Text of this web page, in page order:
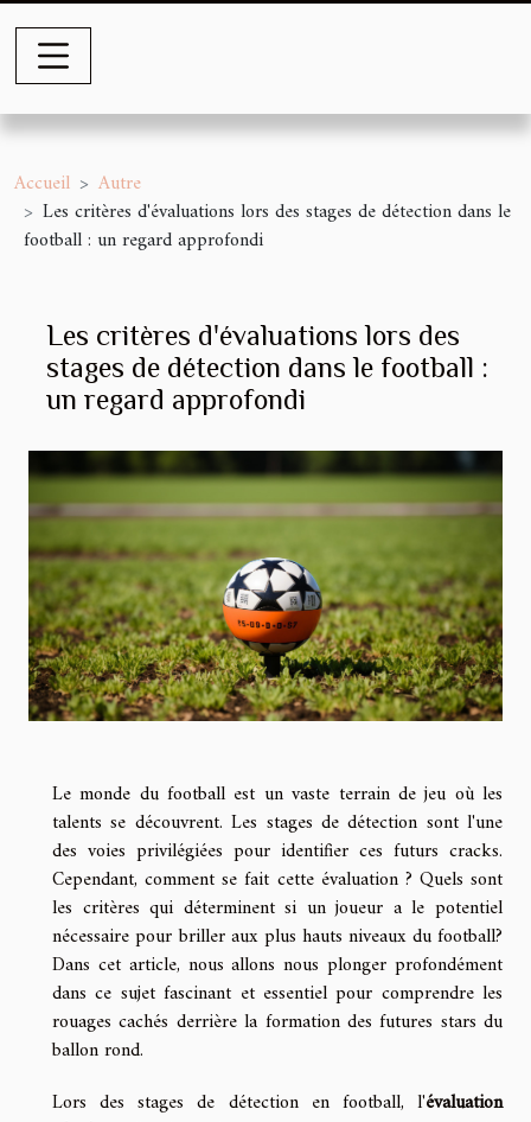
Accueil
Autre
Les critères d'évaluations lors des stages de détection dans le
football : un regard approfondi
Les critères d'évaluations lors des
stages de détection dans le football :
un regard approfondi
Le monde du football est un vaste terrain de jeu où les
talents se découvrent. Les stages de détection sont l'une
des voies privilégiées pour identifier ces futurs cracks.
Cependant, comment se fait cette évaluation ? Quels sont
les critères qui déterminent si un joueur a le potentiel
nécessaire pour briller aux plus hauts niveaux du football?
Dans cet article, nous allons nous plonger profondément
dans ce sujet fascinant et essentiel pour comprendre les
rouages cachés derrière la formation des futures stars du
ballon rond.
Lors des stages de détection en football, l'évaluation